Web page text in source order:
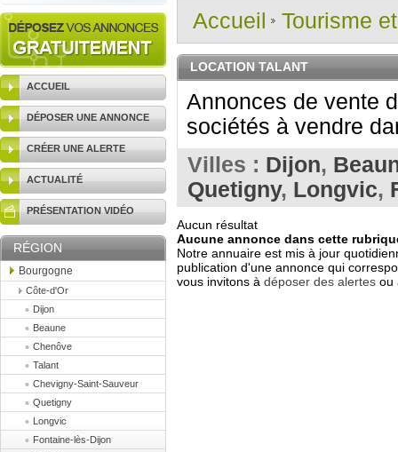
ACCUEIL
DÉPOSER UNE ANNONCE
CRÉER UNE ALERTE
ACTUALITÉ
PRÉSENTATION VIDÉO
RÉGION
Bourgogne
Côte-d'Or
Dijon
Beaune
Chenôve
Talant
Chevigny-Saint-Sauveur
Quetigny
Longvic
Fontaine-lès-Dijon
vendre.
Et/ou déposer
gratuitement
RECHERCHER UNE
ANNONCE
Accueil Tourisme
LOCATION TALANT
Annonces de vente
sociétés à vendre
Villes : Dijon,
Quetigny, Longvic,
Aucun résultat
Aucune annonce dans cette
Notre annuaire est mis à jour
publication d'une annonce qui
vous invitons à déposer des alertes ou